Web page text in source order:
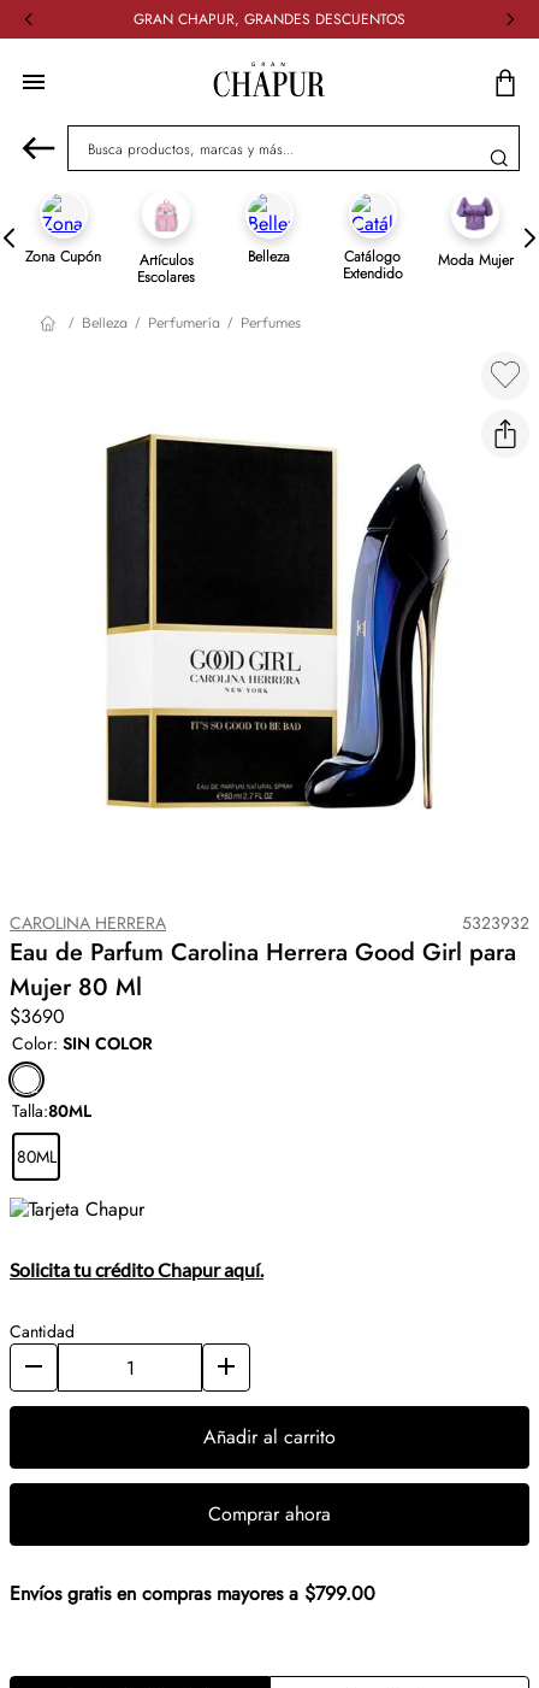
DESCUBRE NUESTRO CATALOGO EXTENDIDO
Busca productos, marcas y más...
Zona Cupón Artículos
Escolares
Belleza Catálogo
Extendido
Moda Mujer
Belleza Perfumería Perfumes
CAROLINA HERRERA 5323932
Eau de Parfum Carolina Herrera Good Girl para
Mujer 80 Ml
$3690
Talla:80ML
80ML
Color: SIN COLOR
Solicita tu crédito Chapur aquí.
Cantidad
Añadir al carrito
Comprar ahora
Envíos gratis en compras mayores a $799.00